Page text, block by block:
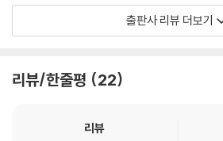
2 경보
★ 국립중앙도서관 선정 [청소년 권장 도서]
★ 서울대학교 권장 도서 100선
러시아가 낳은 대문호이자 세계문학사상 가장
교수의 번역으로 열린책들에서 출간되었다.
출판사 리뷰 더보기
리뷰/한줄평 22
리뷰